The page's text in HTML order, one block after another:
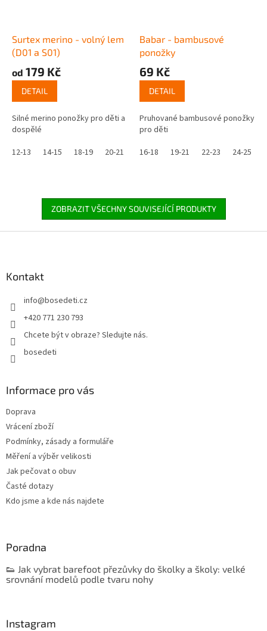
Surtex merino - volný lem
(D01 a S01)
od 179 Kč
DETAIL
Silné merino ponožky pro děti a
dospělé
12-13
14-15 18-19 20-21 22-23 23-25 25-27 27-29
Babar - bambusové
ponožky
69 Kč
DETAIL
Pruhované bambusové ponožky
pro děti
16-18
19-21 22-23 24-25
ZOBRAZIT VŠECHNY SOUVISEJÍCÍ PRODUKTY
Kontakt
info@bosedeti.cz
+420 771 230 793
Chcete být v obraze? Sledujte nás.
bosedeti
Informace pro vás
Doprava
Vrácení zboží
Podmínky, zásady a formuláře
Měření a výběr velikosti
Jak pečovat o obuv
Časté dotazy
Kdo jsme a kde nás najdete
Poradna
👟 Jak vybrat barefoot přezůvky do školky a školy: velké
srovnání modelů podle tvaru nohy
Instagram